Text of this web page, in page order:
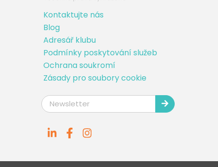
Kontaktujte nás
Blog
Adresář klubu
Podmínky poskytování služeb
Ochrana soukromí
Zásady pro soubory cookie